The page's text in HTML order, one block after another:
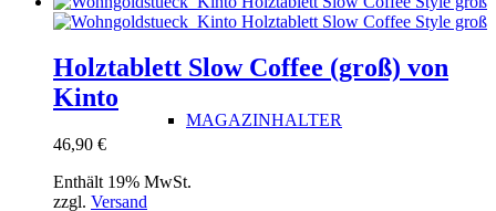
MAGAZINHALTER
Holztablett Slow Coffee (groß) von
Kinto
46,90 €
Enthält 19% MwSt.
zzgl. Versand